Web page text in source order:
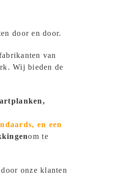
door en door.
van
Wij bieden de
en een
om te
onze klanten